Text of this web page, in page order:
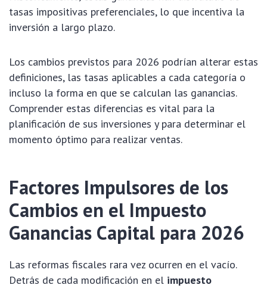
tasas impositivas preferenciales, lo que incentiva la
inversión a largo plazo.
Los cambios previstos para 2026 podrían alterar estas
definiciones, las tasas aplicables a cada categoría o
incluso la forma en que se calculan las ganancias.
Comprender estas diferencias es vital para la
planificación de sus inversiones y para determinar el
momento óptimo para realizar ventas.
Factores Impulsores de los
Cambios en el Impuesto
Ganancias Capital para 2026
Las reformas fiscales rara vez ocurren en el vacío.
Detrás de cada modificación en el impuesto